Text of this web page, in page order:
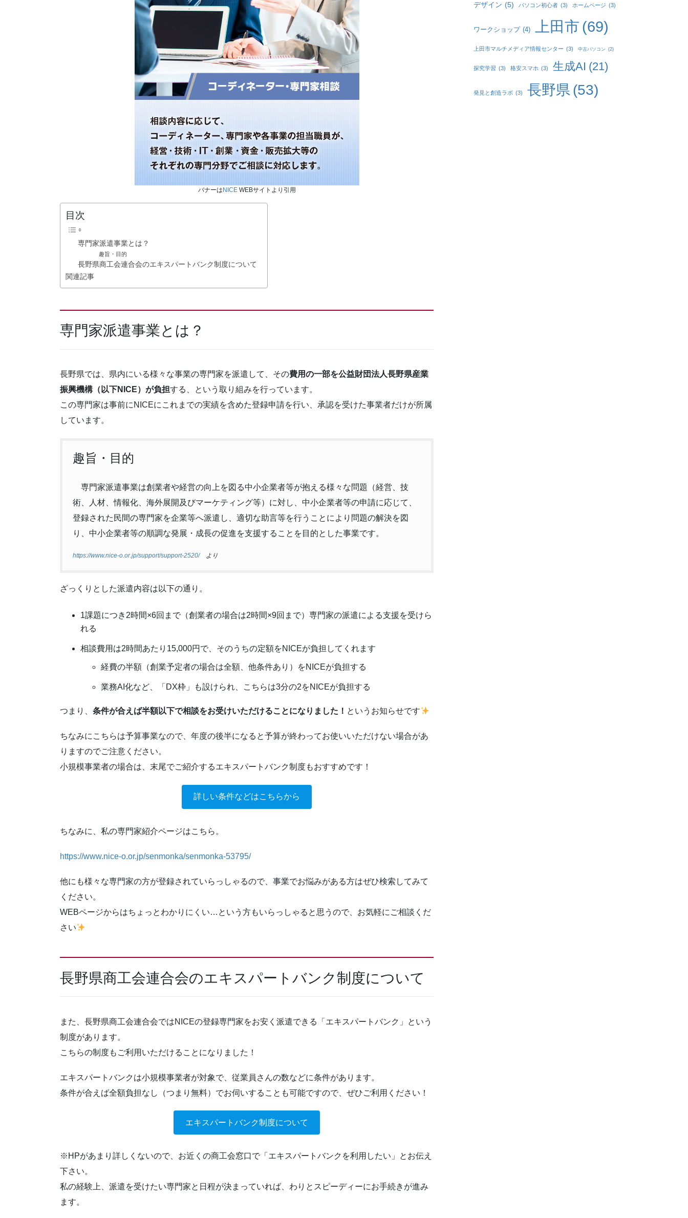
バナーはNICEWEBサイトより引用
目次
専門家派遣事業とは？
趣旨・目的
長野県商工会連合会のエキスパートバンク制度について
関連記事
専門家派遣事業とは？
長野県では、県内にいる様々な事業の専門家を派遣して、その費用の一部を公益財団法人長野県産業
振興機構（以下NICE）が負担する、という取り組みを行っています。
この専門家は事前にNICEにこれまでの実績を含めた登録申請を行い、承認を受けた事業者だけが所属
しています。
趣旨・目的
専門家派遣事業は創業者や経営の向上を図る中小企業者等が抱える様々な問題（経営、技
術、人材、情報化、海外展開及びマーケティング等）に対し、中小企業者等の申請に応じて、
登録された民間の専門家を企業等へ派遣し、適切な助言等を行うことにより問題の解決を図
り、中小企業者等の順調な発展・成長の促進を支援することを目的とした事業です。
https://www.nice-o.or.jp/support/support-2520/より
ざっくりとした派遣内容は以下の通り。
1課題につき2時間×6回まで（創業者の場合は2時間×9回まで）専門家の派遣による支援を受けら
れる
相談費用は2時間あたり15,000円で、そのうちの定額をNICEが負担してくれます
経費の半額（創業予定者の場合は全額、他条件あり）をNICEが負担する
業務AI化など、「DX枠」も設けられ、こちらは3分の2をNICEが負担する
つまり、 条件が合えば半額以下で相談をお受けいただけることになりました！ というお知らせです
ちなみにこちらは予算事業なので、年度の後半になると予算が終わってお使いいただけない場合があ
りますのでご注意ください。
小規模事業者の場合は、末尾でご紹介するエキスパートバンク制度もおすすめです！
詳しい条件などはこちらから
ちなみに、私の専門家紹介ページはこちら。
https://www.nice-o.or.jp/senmonka/senmonka-53795/
他にも様々な専門家の方が登録されていらっしゃるので、事業でお悩みがある方はぜひ検索してみて
ください。
WEBページからはちょっとわかりにくい…という方もいらっしゃると思うので、お気軽にご相談くだ
さい
長野県商工会連合会のエキスパートバンク制度について
また、長野県商工会連合会ではNICEの登録専門家をお安く派遣できる「エキスパートバンク」という
制度があります。
こちらの制度もご利用いただけることになりました！
エキスパートバンクは小規模事業者が対象で、従業員さんの数などに条件があります。
条件が合えば全額負担なし（つまり無料）でお伺いすることも可能ですので、ぜひご利用ください！
エキスパートバンク制度について
※HPがあまり詳しくないので、お近くの商工会窓口で「エキスパートバンクを利用したい」とお伝え
下さい。
私の経験上、派遣を受けたい専門家と日程が決まっていれば、わりとスピーディーにお手続きが進み
ます。
デザイン (5) パソコン初心者 (3) ホームページ (3)
ワークショップ (4) 上田市 (69)
上田市マルチメディア情報センター (3) 中古パソコン (2)
探究学習 (3) 格安スマホ (3) 生成AI (21)
発見と創造ラボ (3) 長野県 (53)